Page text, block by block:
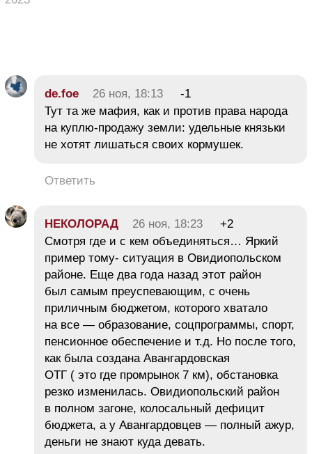
de.foe 26 ноя, 18:13
-1
Тут та же мафия, как и против права народа
на куплю-продажу земли: удельные князьки
не хотят лишаться своих кормушек.
Ответить
НЕКОЛОРАД 26 ноя, 18:23
+2
Смотря где и с кем объединяться… Яркий
пример тому- ситуация в Овидиопольском
районе. Еще два года назад этот район
был самым преуспевающим, с очень
приличным бюджетом, которого хватало
на все — образование, соцпрограммы, спорт,
пенсионное обеспечение и т.д. Но после того,
как была создана Авангардовская
ОТГ ( это где промрынок 7 км), обстановка
резко изменилась. Овидиопольский район
в полном загоне, колосальный дефицит
бюджета, а у Авангардовцев — полный ажур,
деньги не знают куда девать.